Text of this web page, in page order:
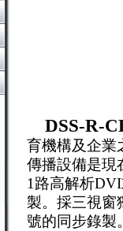
DSS-R-
育機構及企業
傳播設備是現
1路高解析
製。採三視窗
號的同步錄製